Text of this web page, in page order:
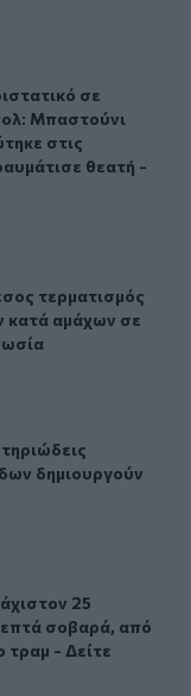
σε αγώνα
σε
Μπαστούνι
στις
θεατή -
επιθέσεων κατά
τερματισμός
τερματισμός
κατά αμάχων σε
θάνατοι
δημιουργούν
οι επτά
25
25
επτά σοβαρά, από
- Δείτε